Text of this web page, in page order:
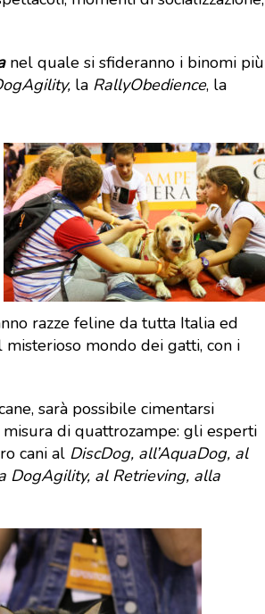
nel quale si sfideranno i binomi più
la RallyObedience, la
razze feline da tutta Italia ed
mondo dei gatti, con i
sarà possibile cimentarsi
di quattrozampe: gli esperti
cani al DiscDog, all’AquaDog, al
DogAgility, al Retrieving, alla